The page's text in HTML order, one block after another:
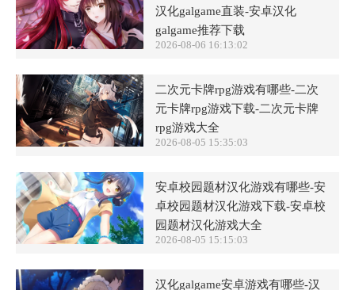
汉化galgame直装-安卓汉化
galgame推荐下载
2026-08-06 16:13:02
二次元卡牌rpg游戏有哪些-二次
元卡牌rpg游戏下载-二次元卡牌
rpg游戏大全
2026-08-05 15:35:03
安卓校园题材汉化游戏有哪些-安
卓校园题材汉化游戏下载-安卓校
园题材汉化游戏大全
2026-08-05 15:15:03
汉化galgame安卓游戏有哪些-汉